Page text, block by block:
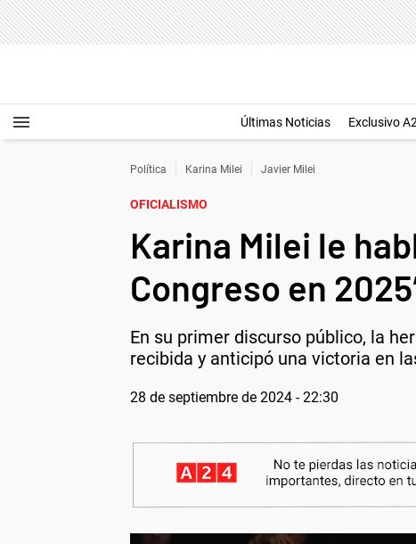
Últimas Noticias Exclusivo
Política Karina Milei Javier Milei
OFICIALISMO
Karina Milei le
Congreso en
En su primer discurso público, la
recibida y anticipó una victoria en
28 de septiembre de 2024 - 22:30